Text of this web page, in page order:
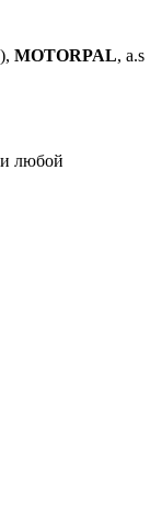
MOTORPAL, a.s
любой